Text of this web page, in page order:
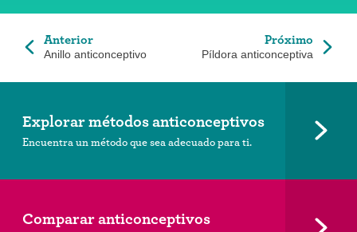
Anterior
Anillo anticonceptivo
Próximo
Píldora anticonceptiva
Explorar métodos anticonceptivos
Encuentra un método que sea adecuado para ti.
Comparar anticonceptivos